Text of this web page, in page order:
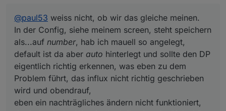
  "_id": "hm-rpc.0.blabla.ENERGY_COUNTER",
  "acl": {
    "object": 1636,
    "owner": "system.user.admin",
"ownerGroup":
    "state": 1636
  }
wird und obendrauf,
eben ein nachträgliches ändern nicht funktioniert, da
dadurch der Wert in der Influx bereits "falsch"
geschrieben wurde, somit muss das loggen erst
gestoppt werden, der DP in der Influx gelöscht und
anschliessend dann erst wieder mit demrichtigen
"speichern unter" aktiviert werden.
@paul53 weiss nicht, ob wir das gleiche meinen.
In der Config, siehe meinem screen, steht speichern
als...auf number, hab ich mauell so angelegt,
default ist da aber auto hinterlegt und sollte den DP
eigentlich richtig erkennen, was eben zu dem
Problem führt, das influx nicht richtig geschrieben
wird und obendrauf,
eben ein nachträgliches ändern nicht funktioniert,